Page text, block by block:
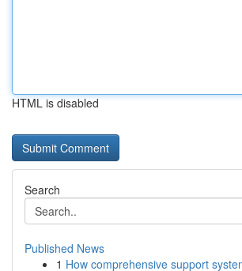
HTML is disabled
Search
Published News
1 How comprehensive support